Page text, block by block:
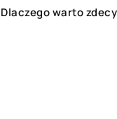
Dlaczego warto